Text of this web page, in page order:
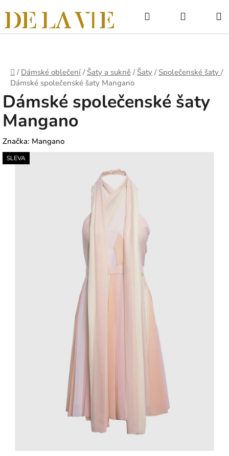
na
obsah
NÁKUPNÍ
KOŠÍK
Domů
/ Dámské oblečení / Šaty a sukně / Šaty / Společenské šaty /
Dámské společenské šaty Mangano
Dámské společenské šaty
Mangano
Značka: Mangano
SLEVA